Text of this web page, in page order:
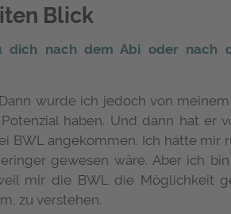
Blick
nach dem Abi oder nach
wurde ich jedoch von
haben. Und dann hat er
angekommen. Ich hätte mir
gewesen wäre. Aber ich
mir die BWL die Möglichkeit
zu verstehen.